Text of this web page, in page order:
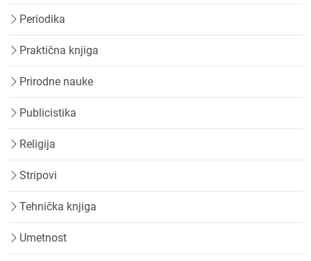
Periodika
Praktična knjiga
Prirodne nauke
Publicistika
Religija
Stripovi
Tehnička knjiga
Umetnost